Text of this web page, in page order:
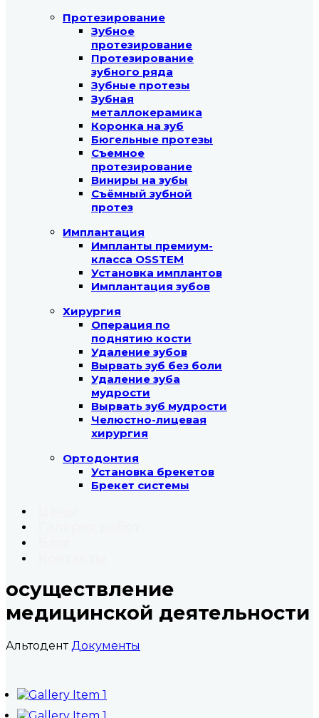
Протезирование
Зубное
протезирование
Протезирование
зубного ряда
Зубные протезы
Зубная
металлокерамика
Коронка на зуб
Бюгельные протезы
Съемное
протезирование
Виниры на зубы
Съёмный зубной
протез
Имплантация
Импланты премиум-
класса OSSTEM
Установка имплантов
Имплантация зубов
Хирургия
Операция по
поднятию кости
Удаление зубов
Вырвать зуб без боли
Удаление зуба
мудрости
Вырвать зуб мудрости
Челюстно-лицевая
хирургия
Ортодонтия
Установка брекетов
Брекет системы
осуществление
медицинской деятельности
Альтодент Документы